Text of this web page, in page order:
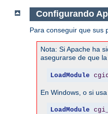
Configurando
Para conseguir que sus
Nota: Si Apache ha
asegurarse de que
LoadModule
En Windows, o si
LoadModule